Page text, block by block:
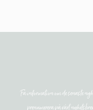
Få information om de senaste
prenumerera på vårt